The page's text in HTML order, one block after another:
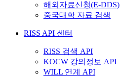
해외자료신청(E-DDS)
중국대학 자료 검색
RISS API 센터
RISS 검색 API
KOCW 강의정보 API
WILL 연계 API